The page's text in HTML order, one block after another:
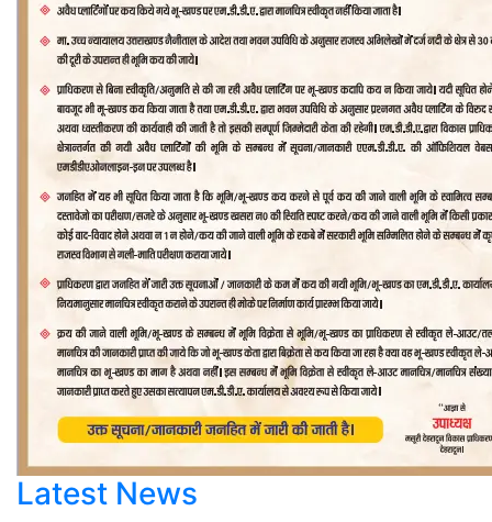
Latest News